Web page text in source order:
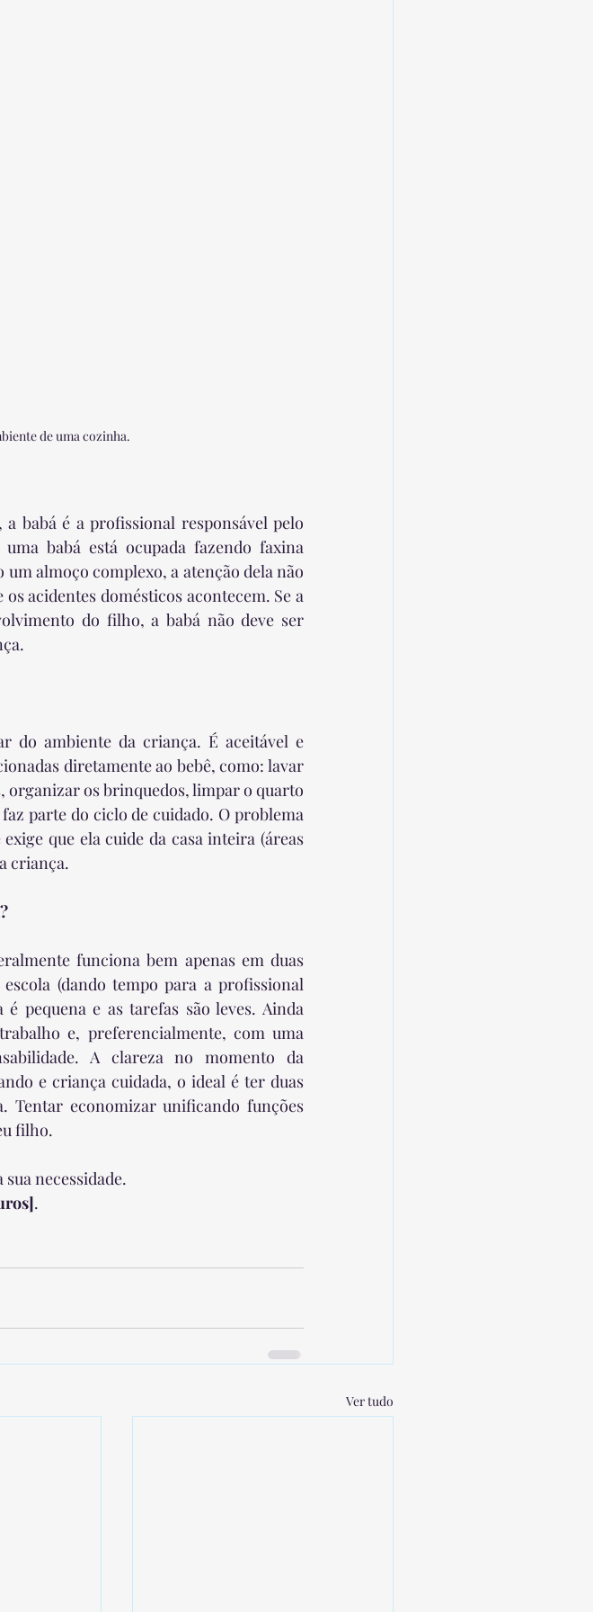
de uma cozinha.
a babá é a profissional responsável pelo
babá está ocupada fazendo faxina
almoço complexo, a atenção dela não
acidentes domésticos acontecem. Se a
do filho, a babá não deve ser
do ambiente da criança. É aceitável e
diretamente ao bebê, como: lavar
organizar os brinquedos, limpar o quarto
parte do ciclo de cuidado. O problema
que ela cuide da casa inteira (áreas
criança.
funciona bem apenas em duas
(dando tempo para a profissional
pequena e as tarefas são leves. Ainda
e, preferencialmente, com uma
A clareza no momento da
e criança cuidada, o ideal é ter duas
Tentar economizar unificando funções
filho.
necessidade.
.
Ver tudo